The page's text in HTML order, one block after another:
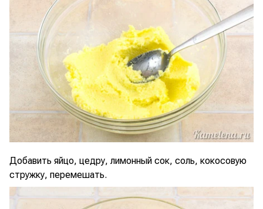
Добавить яйцо, цедру, лимонный сок, соль, кокосовую
стружку, перемешать.